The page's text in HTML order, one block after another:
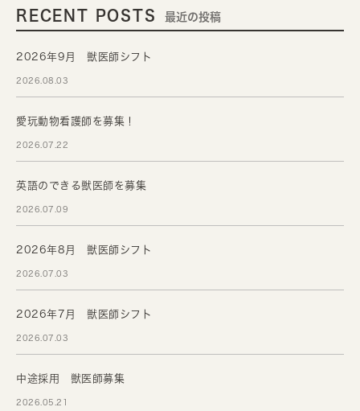
RECENT POSTS 最近の投稿
2026年9月 獣医師シフト
2026.08.03
愛玩動物看護師を募集！
2026.07.22
英語のできる獣医師を募集
2026.07.09
2026年8月 獣医師シフト
2026.07.03
2026年7月 獣医師シフト
2026.07.03
中途採用 獣医師募集
2026.05.21